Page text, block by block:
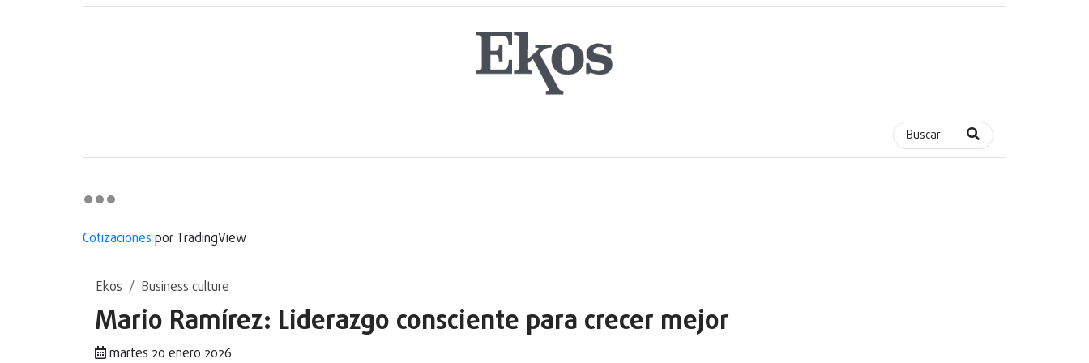
Buscar
Cotizaciones por TradingView
Ekos Business culture
Mario Ramírez: Liderazgo consciente para crecer mejor
martes 20 enero 2026